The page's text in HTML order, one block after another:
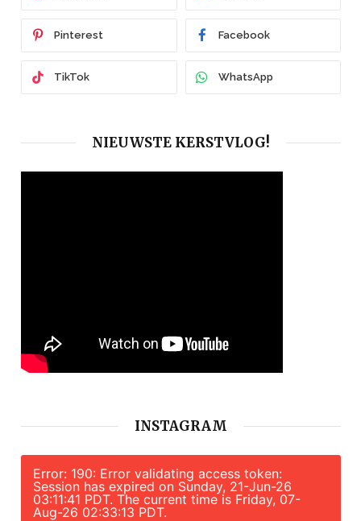
Pinterest Facebook
TikTok WhatsApp
NIEUWSTE KERSTVLOG!
INSTAGRAM
Error: 190: Error validating access token:
Session has expired on Sunday, 21-Jun-26
03:11:41 PDT. The current time is Friday, 07-
Aug-26 02:33:13 PDT.